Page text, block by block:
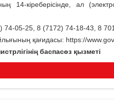
14-кіреберісінде, ал
05-25, 8 (7172) 74-18-43, 8
қағидасы: https://
баспасөз қызметі